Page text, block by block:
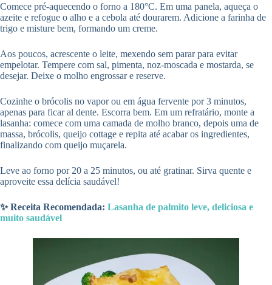
Comece pré-aquecendo o forno a 180°C. Em uma panela, aqueça o
azeite e refogue o alho e a cebola até dourarem. Adicione a farinha de
trigo e misture bem, formando um creme.
Aos poucos, acrescente o leite, mexendo sem parar para evitar
empelotar. Tempere com sal, pimenta, noz-moscada e mostarda, se
desejar. Deixe o molho engrossar e reserve.
Cozinhe o brócolis no vapor ou em água fervente por 3 minutos,
apenas para ficar al dente. Escorra bem. Em um refratário, monte a
lasanha: comece com uma camada de molho branco, depois uma de
massa, brócolis, queijo cottage e repita até acabar os ingredientes,
finalizando com queijo muçarela.
Leve ao forno por 20 a 25 minutos, ou até gratinar. Sirva quente e
aproveite essa delícia saudável!
✨ Receita Recomendada: Lasanha de palmito leve, deliciosa e
muito saudável